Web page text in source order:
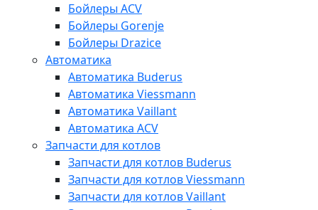
Бойлеры ACV
Бойлеры Gorenje
Бойлеры Drazice
Автоматика
Автоматика Buderus
Автоматика Viessmann
Автоматика Vaillant
Автоматика ACV
Запчасти для котлов
Запчасти для котлов Buderus
Запчасти для котлов Viessmann
Запчасти для котлов Vaillant